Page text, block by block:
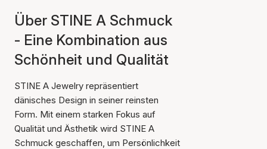
Über STINE A Schmuck
- Eine Kombination aus
Schönheit und Qualität
STINE A Jewelry repräsentiert
dänisches Design in seiner reinsten
Form. Mit einem starken Fokus auf
Qualität und Ästhetik wird STINE A
Schmuck geschaffen, um Persönlichkeit